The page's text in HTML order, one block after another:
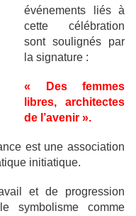
événements liés à
cette célébration
sont soulignés par
la signature :
« Des femmes
libres, architectes
de l’avenir ».
est une association
initiatique.
et de progression
symbolisme comme